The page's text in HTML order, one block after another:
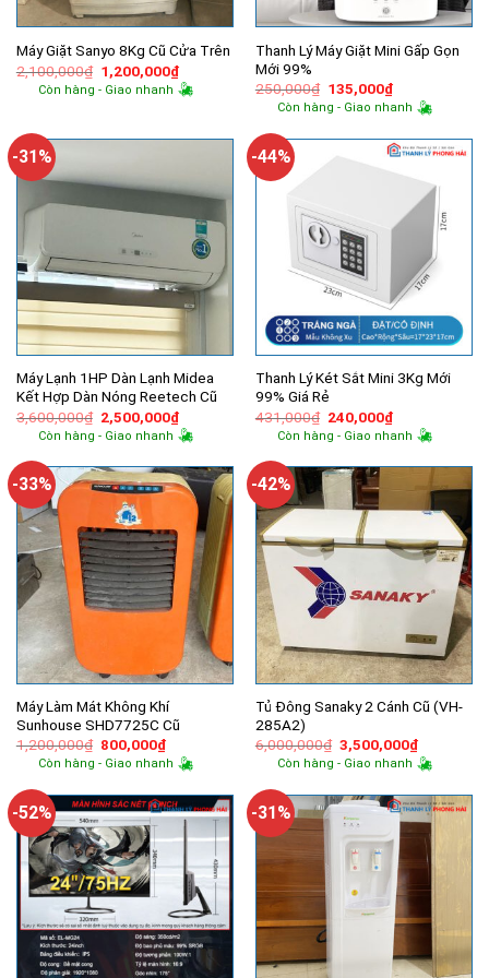
Máy Giặt Sanyo 8Kg Cũ Cửa Trên
2,100,000₫ Giá
gốc
là:
1,200,000₫Giá
hiện
tại
Còn hàng - Giao nhanh
Thanh Lý Máy Giặt Mini Gấp Gọn
Mới 99%
250,000₫ Giá
gốc
là:
135,000₫Giá
hiện
tại
135,000₫.
Còn hàng - Giao nhanh
-31%
Máy Lạnh 1HP Dàn Lạnh Midea
Kết Hợp Dàn Nóng Reetech Cũ
3,600,000₫ Giá
gốc
là:
2,500,000₫Giá
hiện
tại
2,500,000₫.
Còn hàng - Giao nhanh
-44%
Thanh Lý Két Sắt Mini 3Kg Mới
99% Giá Rẻ
431,000₫ Giá
gốc
là:
240,000₫Giá
hiện
tại
240,000₫.
Còn hàng - Giao nhanh
-33%
Máy Làm Mát Không Khí
Sunhouse SHD7725C Cũ
1,200,000₫ Giá
gốc
là:
800,000₫Giá
hiện
tại
800,000₫.
Còn hàng - Giao nhanh
-42%
Tủ Đông Sanaky 2 Cánh Cũ (VH-
285A2)
6,000,000₫ Giá
gốc
là:
3,500,000₫Giá
hiện
tại
Còn hàng - Giao nhanh
-52% -31%